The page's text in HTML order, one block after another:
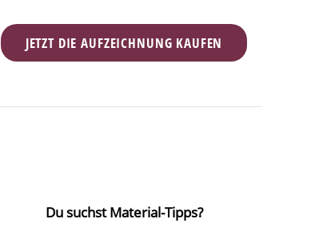
JETZT DIE AUFZEICHNUNG KAUFEN
Du suchst Material-Tipps?